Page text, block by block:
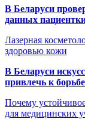
В Беларуси
данных
Лазерная
здоровью кожи
В Беларуси
привлечь к
Почему
для медицинских